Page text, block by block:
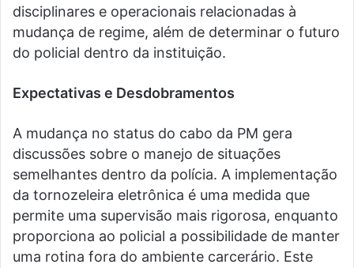
disciplinares e operacionais relacionadas à
mudança de regime, além de determinar o futuro
do policial dentro da instituição.
Expectativas e Desdobramentos
A mudança no status do cabo da PM gera
discussões sobre o manejo de situações
semelhantes dentro da polícia. A implementação
da tornozeleira eletrônica é uma medida que
permite uma supervisão mais rigorosa, enquanto
proporciona ao policial a possibilidade de manter
uma rotina fora do ambiente carcerário. Este